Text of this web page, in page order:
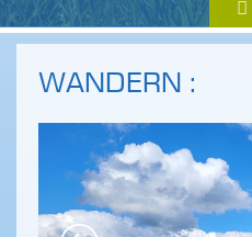
WANDERN :